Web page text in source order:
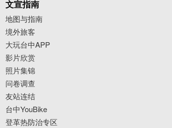
文宣指南
地图与指南
境外旅客
大玩台中APP
影片欣赏
照片集锦
问卷调查
友站连结
台中YouBike
登革热防治专区